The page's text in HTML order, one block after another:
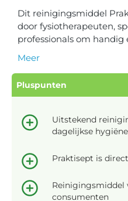
Dit reinigingsmiddel
door fysiotherapeuten,
professionals om handig
Meer
Pluspunten
Uitstekend
dagelijkse hygiëne
Praktisept is
Reinigingsmiddel
consumenten